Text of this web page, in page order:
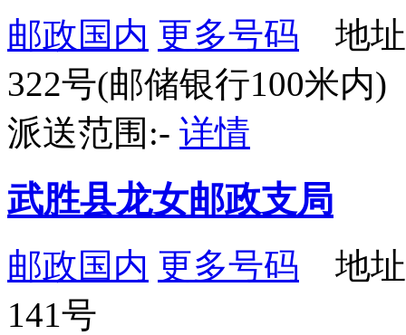
邮政国内 更多号码 地址
322号(邮储银行100米内)
派送范围:- 详情
武胜县龙女邮政支局
邮政国内 更多号码 地址
141号